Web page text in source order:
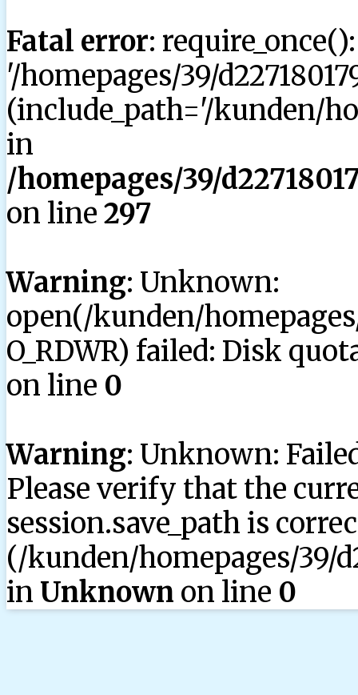
Fatal error:
'/homepages/39/
(include_path='/kunden/
in
/homepages/39/
on line 297
Warning: Unknown:
open(/kunden/
O_RDWR) failed: Disk
on line 0
Warning: Unknown:
Please verify that the
session.save_path is
(/kunden/homepages/39/
in Unknown on line 0